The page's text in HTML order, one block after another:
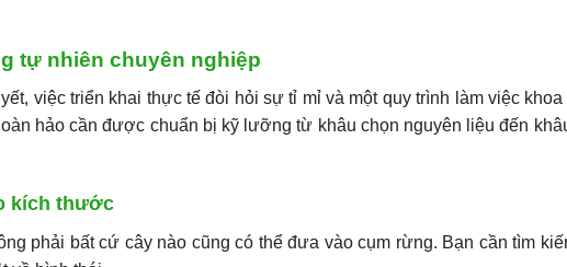
tự nhiên chuyên nghiệp
việc triển khai thực tế đòi hỏi sự tỉ mỉ và một quy trình làm việc khoa
hảo cần được chuẩn bị kỹ lưỡng từ khâu chọn nguyên liệu đến
kích thước
phải bất cứ cây nào cũng có thể đưa vào cụm rừng. Bạn cần tìm